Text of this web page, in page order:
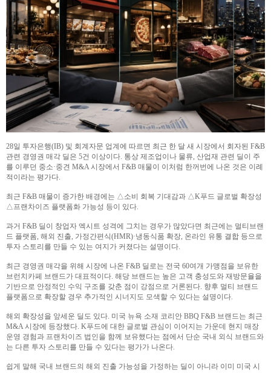
28일 투자은행(IB) 및 회계자문 업계에 따르면 최근 한 달 새 시장에서 회자된 F&B
관련 경영권 매각 딜은 5건 이상이다. 통상 제조업이나 물류, 산업재 관련 딜이 주
를 이루던 중소·중견 M&A 시장에서 F&B 매물이 이처럼 한꺼번에 나온 것은 이례
적이라는 평가다.
최근 F&B 매물이 증가한 배경에는 △소비 회복 기대감과 △K푸드 글로벌 확장성
△프랜차이즈 플랫폼화 가능성 등이 있다.
과거 F&B 딜이 창업자 엑시트 성격에 그치는 경우가 많았다면 최근에는 멀티브랜
드 플랫폼, 해외 진출, 가정간편식(HMR)·냉동식품 확장, 온라인 유통 결합 등으로
투자 스토리를 만들 수 있는 여지가 커졌다는 설명이다.
최근 경영권 매각을 위해 시장에 나온 F&B 딜로는 전국 60여개 가맹점을 보유한
브런치카페 브랜드가 대표적이다. 해당 브랜드는 높은 고객 충성도와 재방문율을
기반으로 안정적인 수익 구조를 갖춘 점이 강점으로 거론된다. 향후 멀티 브랜드
플랫폼으로 확장할 경우 추가적인 시너지도 모색할 수 있다는 설명이다.
해외 확장성을 앞세운 딜도 있다. 미국 뉴욕 소재 코리안 BBQ F&B 브랜드는 최근
M&A 시장에 등장했다. K푸드에 대한 글로벌 관심이 이어지는 가운데 현지 매장
운영 경험과 프랜차이즈 법인을 함께 보유했다는 점에서 단순 국내 외식 브랜드와
는 다른 투자 스토리를 만들 수 있다는 평가가 나온다.
쉽게 말해 국내 브랜드의 해외 진출 가능성을 가정하는 딜이 아니라 이미 미국 시